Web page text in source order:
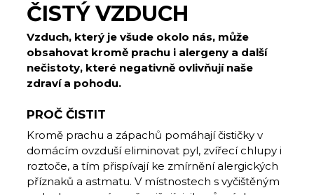
ČISTÝ VZDUCH
Vzduch, který je všude okolo nás, může
obsahovat kromě prachu i alergeny a další
nečistoty, které negativně ovlivňují naše
zdraví a pohodu.
PROČ ČISTIT
Kromě prachu a zápachů pomáhají čističky v
domácím ovzduší eliminovat pyl, zvířecí chlupy i
roztoče, a tím přispívají ke zmírnění alergických
příznaků a astmatu. V místnostech s vyčištěným